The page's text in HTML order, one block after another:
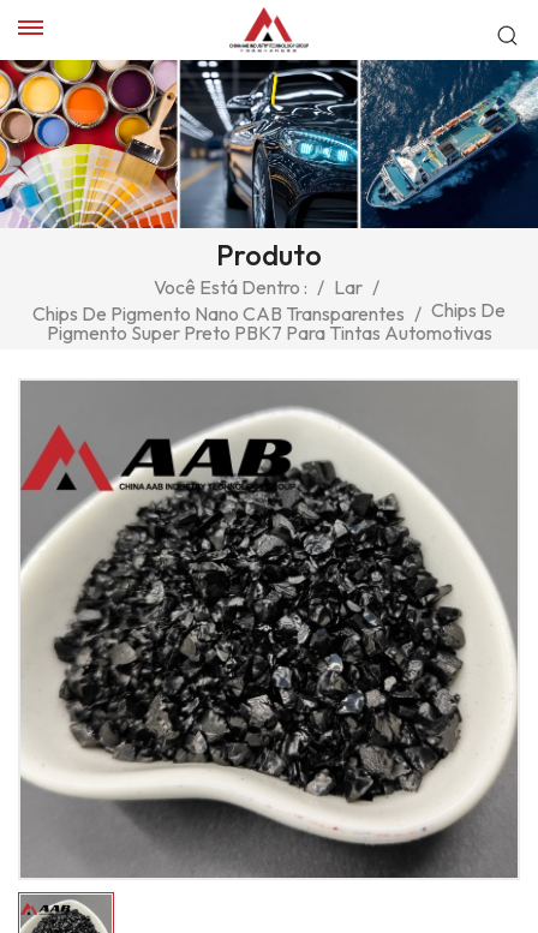
Produto
Você Está Dentro : / Lar /
Chips De Pigmento Nano CAB Transparentes / Chips De
Pigmento Super Preto PBK7 Para Tintas Automotivas